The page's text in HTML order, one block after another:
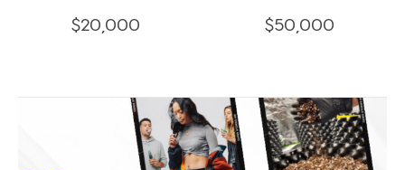
$20,000 $50,000